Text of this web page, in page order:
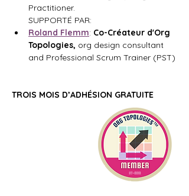
Practitioner.
SUPPORTÉ PAR:
Roland Flemm: Co-Créateur d'Org
Topologies, org design consultant
and Professional Scrum Trainer (PST)
TROIS MOIS D’ADHÉSION GRATUITE